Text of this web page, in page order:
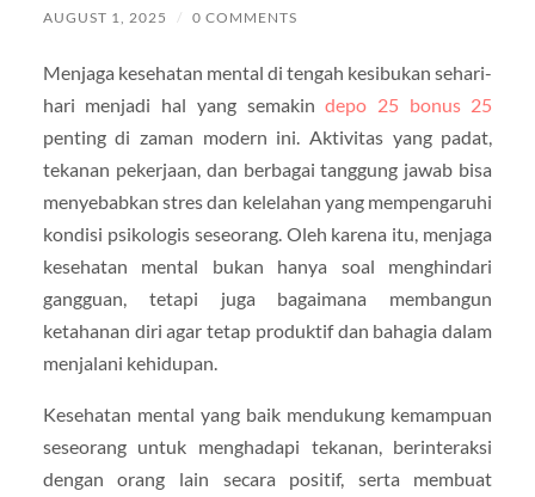
AUGUST 1, 2025 / 0 COMMENTS
Menjaga kesehatan mental di tengah kesibukan sehari-
hari menjadi hal yang semakindepo 25 bonus 25
penting di zaman modern ini. Aktivitas yang padat,
tekanan pekerjaan, dan berbagai tanggung jawab bisa
menyebabkan stres dan kelelahan yang mempengaruhi
kondisi psikologis seseorang. Oleh karena itu, menjaga
kesehatan mental bukan hanya soal menghindari
gangguan, tetapi juga bagaimana membangun
ketahanan diri agar tetap produktif dan bahagia dalam
menjalani kehidupan.
Kesehatan mental yang baik mendukung kemampuan
seseorang untuk menghadapi tekanan, berinteraksi
dengan orang lain secara positif, serta membuat